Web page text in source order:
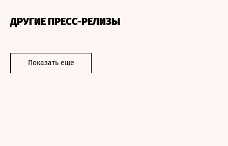
ДРУГИЕ ПРЕСС-РЕЛИЗЫ
Показать еще